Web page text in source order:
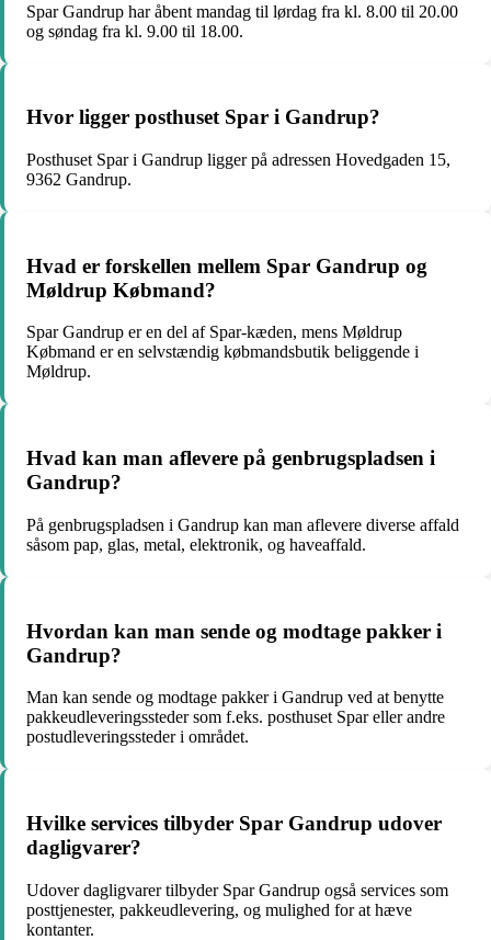
Spar Gandrup har åbent mandag til lørdag fra kl. 8.00 til 20.00
og søndag fra kl. 9.00 til 18.00.
Hvor ligger posthuset Spar i Gandrup?
Posthuset Spar i Gandrup ligger på adressen Hovedgaden 15,
9362 Gandrup.
Hvad er forskellen mellem Spar Gandrup og
Møldrup Købmand?
Spar Gandrup er en del af Spar-kæden, mens Møldrup
Købmand er en selvstændig købmandsbutik beliggende i
Møldrup.
Hvad kan man aflevere på genbrugspladsen i
Gandrup?
På genbrugspladsen i Gandrup kan man aflevere diverse affald
såsom pap, glas, metal, elektronik, og haveaffald.
Hvordan kan man sende og modtage pakker i
Gandrup?
Man kan sende og modtage pakker i Gandrup ved at benytte
pakkeudleveringssteder som f.eks. posthuset Spar eller andre
postudleveringssteder i området.
Hvilke services tilbyder Spar Gandrup udover
dagligvarer?
Udover dagligvarer tilbyder Spar Gandrup også services som
posttjenester, pakkeudlevering, og mulighed for at hæve
kontanter.